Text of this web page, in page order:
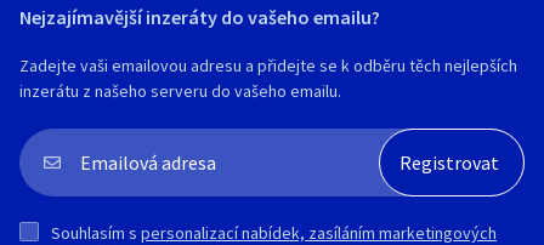
Nejzajímavější inzeráty do vašeho emailu?
Zadejte vaši emailovou adresu a přidejte se k odběru těch nejlepších
inzerátu z našeho serveru do vašeho emailu.
Souhlasím s personalizací nabídek, zasíláním marketingových